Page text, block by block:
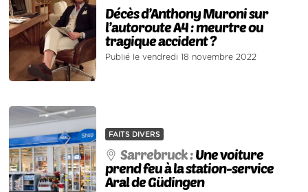
Décès d’Anthony Muroni sur
l’autoroute A4 : meurtre ou
tragique accident ?
Publié le vendredi 18 novembre 2022
FAITS DIVERS
Sarrebruck :Une voiture
prend feu à la station-service
Aral de Güdingen